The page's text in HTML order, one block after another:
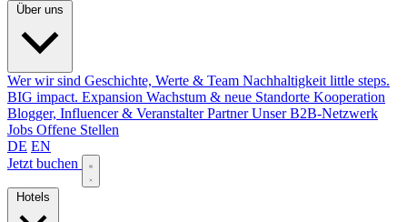
Wer wir sind Geschichte, Werte & Team Nachhaltigkeit little steps.
BIG impact. Expansion Wachstum & neue Standorte Kooperation
Blogger, Influencer & Veranstalter Partner Unser B2B-Netzwerk
Jobs Offene Stellen
DE EN
Jetzt buchen